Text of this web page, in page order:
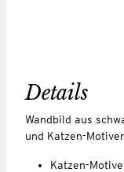
Details
Wandbild aus
und Katzen-
Katzen-Motive